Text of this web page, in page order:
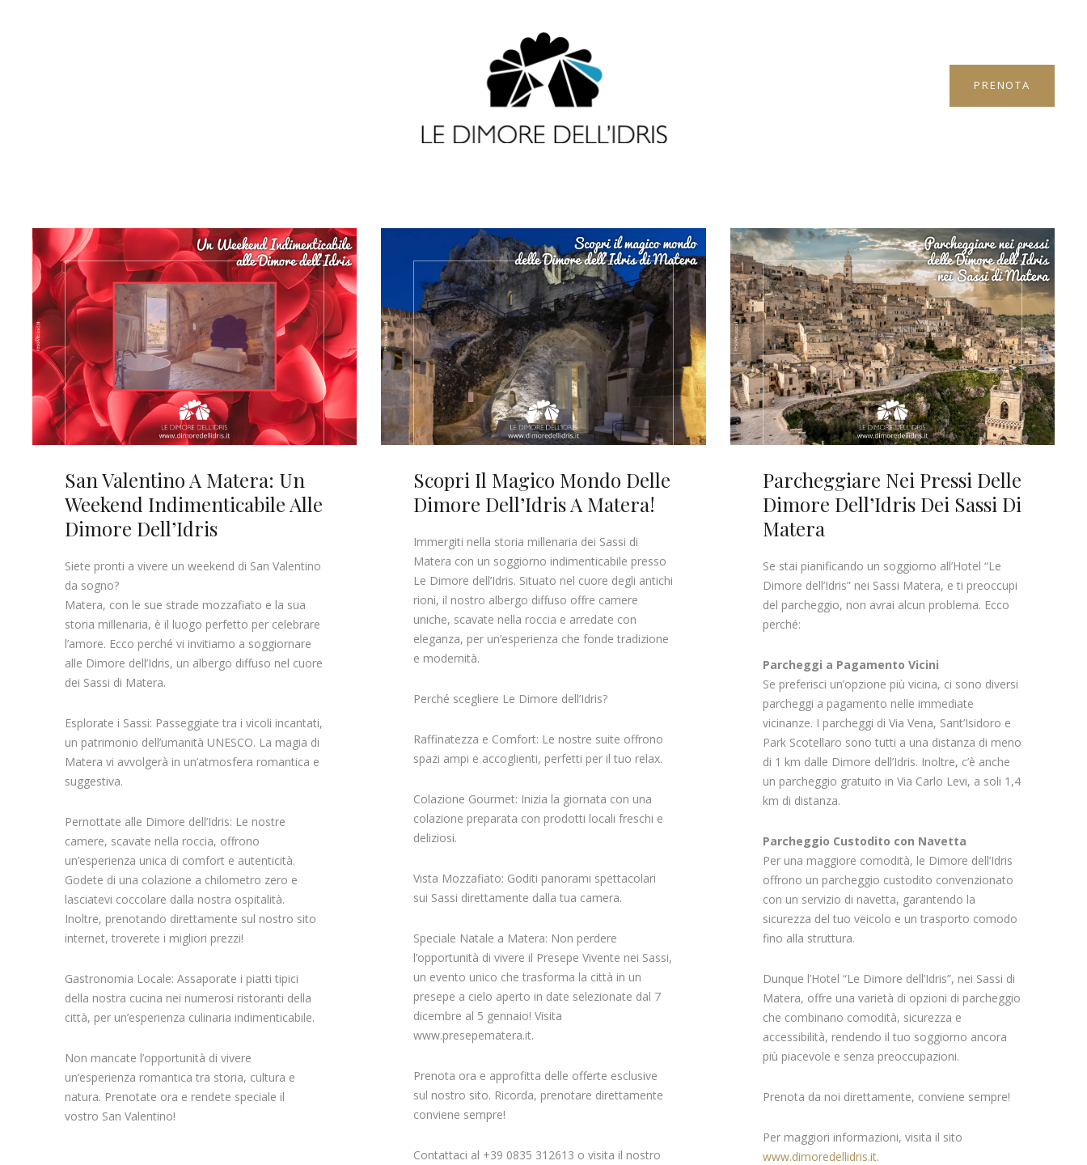
PRENOTA
San Valentino A Matera: Un
Weekend Indimenticabile Alle
Dimore Dell’Idris
Siete pronti a vivere un weekend di San Valentino
da sogno?
Matera, con le sue strade mozzafiato e la sua
storia millenaria, è il luogo perfetto per celebrare
l’amore. Ecco perché vi invitiamo a soggiornare
alle Dimore dell’Idris, un albergo diffuso nel cuore
dei Sassi di Matera.
Esplorate i Sassi: Passeggiate tra i vicoli incantati,
un patrimonio dell’umanità UNESCO. La magia di
Matera vi avvolgerà in un’atmosfera romantica e
suggestiva.
Pernottate alle Dimore dell’Idris: Le nostre
camere, scavate nella roccia, offrono
un’esperienza unica di comfort e autenticità.
Godete di una colazione a chilometro zero e
lasciatevi coccolare dalla nostra ospitalità.
Inoltre, prenotando direttamente sul nostro sito
internet, troverete i migliori prezzi!
Gastronomia Locale: Assaporate i piatti tipici
della nostra cucina nei numerosi ristoranti della
città, per un’esperienza culinaria indimenticabile.
Non mancate l’opportunità di vivere
un’esperienza romantica tra storia, cultura e
natura. Prenotate ora e rendete speciale il
vostro San Valentino!
Scopri Il Magico Mondo Delle
Dimore Dell’Idris A Matera!
Immergiti nella storia millenaria dei Sassi di
Matera con un soggiorno indimenticabile presso
Le Dimore dell’Idris. Situato nel cuore degli antichi
rioni, il nostro albergo diffuso offre camere
uniche, scavate nella roccia e arredate con
eleganza, per un’esperienza che fonde tradizione
e modernità.
Perché scegliere Le Dimore dell’Idris?
Raffinatezza e Comfort: Le nostre suite offrono
spazi ampi e accoglienti, perfetti per il tuo relax.
Colazione Gourmet: Inizia la giornata con una
colazione preparata con prodotti locali freschi e
deliziosi.
Vista Mozzafiato: Goditi panorami spettacolari
sui Sassi direttamente dalla tua camera.
Speciale Natale a Matera: Non perdere
l’opportunità di vivere il Presepe Vivente nei Sassi,
un evento unico che trasforma la città in un
presepe a cielo aperto in date selezionate dal 7
dicembre al 5 gennaio! Visita
www.presepematera.it.
Prenota ora e approfitta delle offerte esclusive
sul nostro sito. Ricorda, prenotare direttamente
conviene sempre!
Contattaci al +39 0835 312613 o visita il nostro
Parcheggiare Nei Pressi Delle
Dimore Dell’Idris Dei Sassi Di
Matera
Se stai pianificando un soggiorno all’Hotel “Le
Dimore dell’Idris” nei Sassi Matera, e ti preoccupi
del parcheggio, non avrai alcun problema. Ecco
perché:
Parcheggi a Pagamento Vicini
Se preferisci un’opzione più vicina, ci sono diversi
parcheggi a pagamento nelle immediate
vicinanze. I parcheggi di Via Vena, Sant’Isidoro e
Park Scotellaro sono tutti a una distanza di meno
di 1 km dalle Dimore dell’Idris. Inoltre, c’è anche
un parcheggio gratuito in Via Carlo Levi, a soli 1,4
km di distanza.
Parcheggio Custodito con Navetta
Per una maggiore comodità, le Dimore dell’Idris
offrono un parcheggio custodito convenzionato
con un servizio di navetta, garantendo la
sicurezza del tuo veicolo e un trasporto comodo
fino alla struttura.
Dunque l’Hotel “Le Dimore dell’Idris”, nei Sassi di
Matera, offre una varietà di opzioni di parcheggio
che combinano comodità, sicurezza e
accessibilità, rendendo il tuo soggiorno ancora
più piacevole e senza preoccupazioni.
Prenota da noi direttamente, conviene sempre!
Per maggiori informazioni, visita il sito
www.dimoredellidris.it.